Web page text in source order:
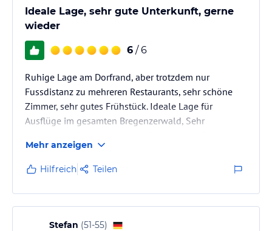
Ideale Lage, sehr gute Unterkunft, gerne
wieder
6 / 6
Ruhige Lage am Dorfrand, aber trotzdem nur
Fussdistanz zu mehreren Restaurants, sehr schöne
Zimmer, sehr gutes Frühstück. Ideale Lage für
Ausflüge im gesamten Bregenzerwald, Sehr
angenehme Aufenthaltsraum: wir kommen sehr
gerne wieder mal!!
Mehr anzeigen
Hilfreich Teilen
Stefan (51-55)